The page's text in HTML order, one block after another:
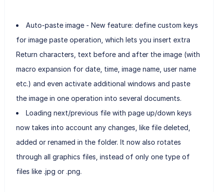
Auto-paste image - New feature: define custom keys
for image paste operation, which lets you insert extra
Return characters, text before and after the image (with
macro expansion for date, time, image name, user name
etc.) and even activate additional windows and paste
the image in one operation into several documents.
Loading next/previous file with page up/down keys
now takes into account any changes, like file deleted,
added or renamed in the folder. It now also rotates
through all graphics files, instead of only one type of
files like .jpg or .png.